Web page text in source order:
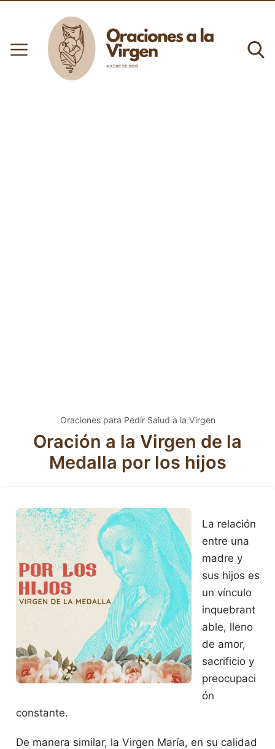
Oraciones para Pedir Salud a la Virgen
Oración a la Virgen de la
Medalla por los hijos
La relación
entre una
madre y
sus hijos es
un vínculo
inquebrant
able, lleno
de amor,
sacrificio y
preocupaci
ón
constante.
De manera similar, la Virgen María, en su calidad